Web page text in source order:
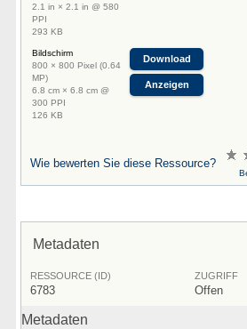
2.1 in × 2.1 in @ 580
PPI
293 KB
Bildschirm
800 × 800 Pixel (0.64
MP)
6.8 cm × 6.8 cm @
300 PPI
126 KB
Download
Anzeigen
Wie bewerten Sie diese Ressource?
Metadaten
RESSOURCE (ID)
6783
ZUGRIFF
Offen
Metadaten